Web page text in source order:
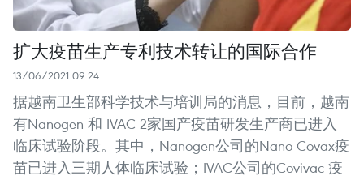
扩大疫苗生产专利技术转让的国际合作
13/06/2021 09:24
据越南卫生部科学技术与培训局的消息，目前，越南
有Nanogen 和 IVAC 2家国产疫苗研发生产商已进入
临床试验阶段。其中，Nanogen公司的Nano Covax疫
苗已进入三期人体临床试验；IVAC公司的Covivac 疫